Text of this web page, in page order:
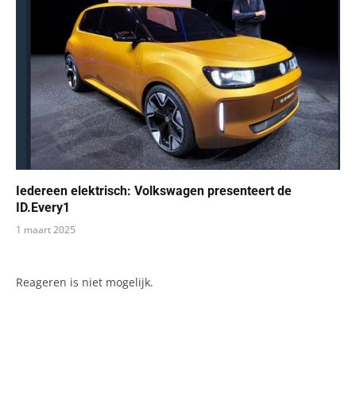
Iedereen elektrisch: Volkswagen presenteert de
ID.Every1
1 maart 2025
Reageren is niet mogelijk.